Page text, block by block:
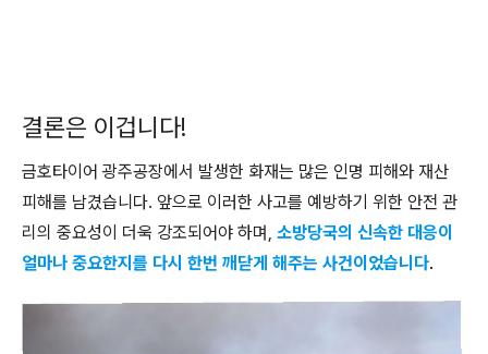
결론은 이겁니다!
금호타이어 광주공장에서 발생한 화재는 많은 인명 피해와 재산
피해를 남겼습니다. 앞으로 이러한 사고를 예방하기 위한 안전 관
리의 중요성이 더욱 강조되어야 하며, 소방당국의 신속한 대응이
얼마나 중요한지를 다시 한번 깨닫게 해주는 사건이었습니다.